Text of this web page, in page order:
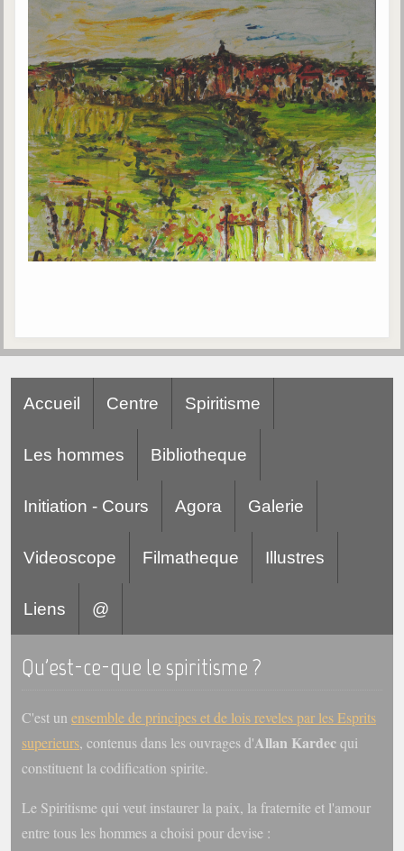
Accueil Centre Spiritisme
Les hommes Bibliotheque
Initiation - Cours Agora Galerie
Videoscope Filmatheque Illustres
Liens @
Qu'est-ce-que le spiritisme ?
C'est un ensemble de principes et de lois reveles par les Esprits
superieurs, contenus dans les ouvrages d'Allan Kardecqui
constituent la codification spirite.
Le Spiritisme qui veut instaurer la paix, la fraternite et l'amour
entre tous les hommes a choisi pour devise :